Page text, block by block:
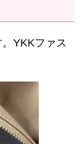
YKKファス